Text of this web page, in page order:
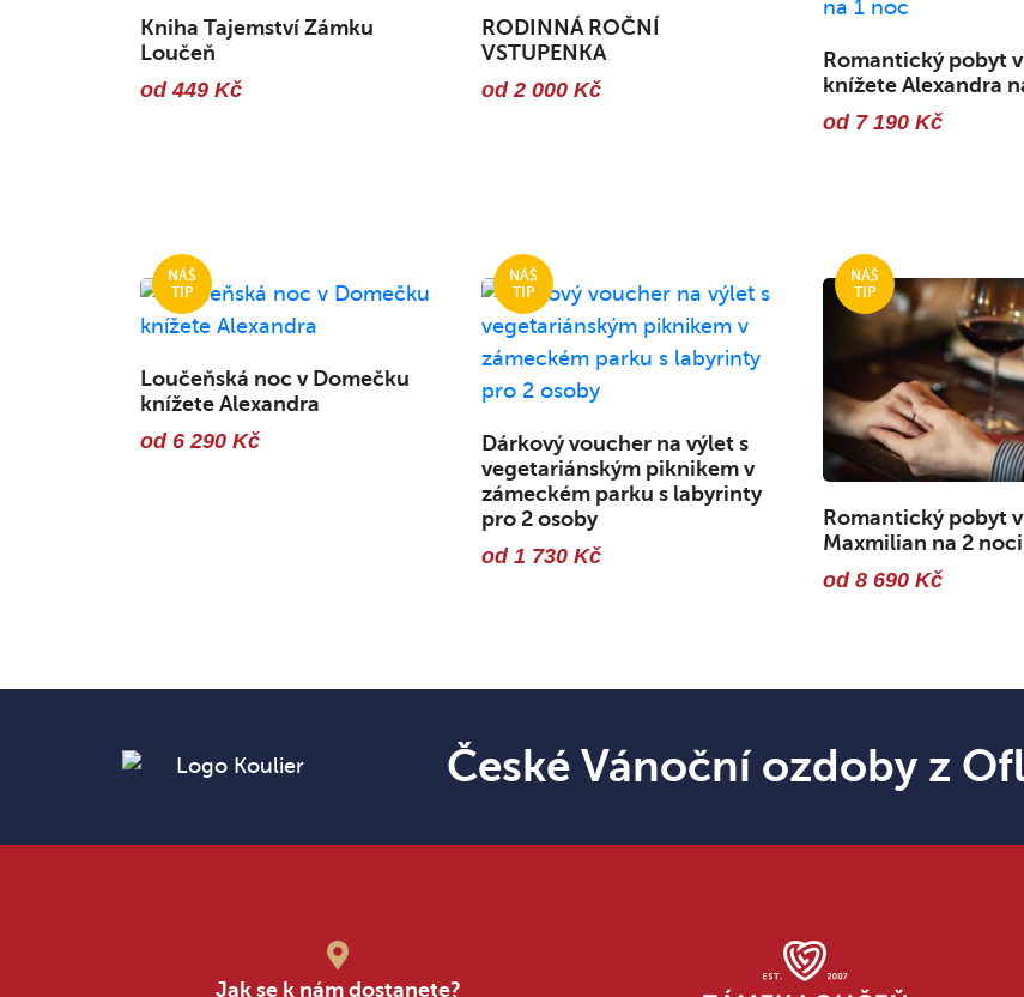
Kniha Tajemství Zámku
Loučeň
od 449 Kč
RODINNÁ ROČNÍ
VSTUPENKA
od 2 000 Kč
Romantický pobyt
knížete Alexandra
od 7 190 Kč
Loučeňská noc v Domečku
knížete Alexandra
od 6 290 Kč
Dárkový voucher na výlet s
vegetariánským piknikem v
zámeckém parku s labyrinty
pro 2 osoby
od 1 730 Kč
Romantický pobyt
Maxmilian na 2 noci
od 8 690 Kč
České Vánoční ozdoby z
Jak se k nám dostanete?